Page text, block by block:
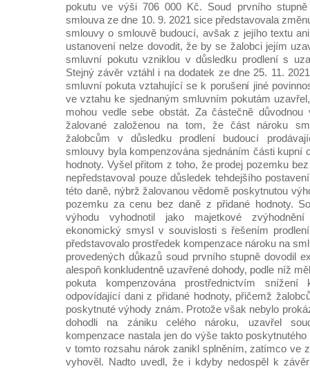
pokutu ve výši 706 000 Kč. Soud prvního
smlouva ze dne 10. 9. 2021 sice představovala
smlouvy o smlouvě budoucí, avšak z jejího textu
ustanovení nelze dovodit, že by se žalobci jejím
smluvní pokutu vzniklou v důsledku prodlení s
Stejný závěr vztáhl i na dodatek ze dne 25. 11.
smluvní pokuta vztahující se k porušení jiné
ve vztahu ke sjednaným smluvním pokutám
mohou vedle sebe obstát. Za částečně důvodnou
žalované založenou na tom, že část nároku
žalobcům v důsledku prodlení budoucí
smlouvy byla kompenzována sjednáním části kupní
hodnoty. Vyšel přitom z toho, že prodej pozemku
nepředstavoval pouze důsledek tehdejšího
této daně, nýbrž žalovanou vědomě poskytnutou
pozemku za cenu bez daně z přidané hodnoty.
výhodu vyhodnotil jako majetkové
ekonomický smysl v souvislosti s řešením
představovalo prostředek kompenzace nároku na
provedených důkazů soud prvního stupně dovodil
alespoň konkludentně uzavřené dohody, podle níž
pokuta kompenzována prostřednictvím
odpovídající dani z přidané hodnoty, přičemž
poskytnuté výhody znám. Protože však nebylo
dohodli na zániku celého nároku, uzavřel
kompenzace nastala jen do výše takto
v tomto rozsahu nárok zanikl splněním, zatímco ve
vyhověl. Nadto uvedl, že i kdyby nedospěl k